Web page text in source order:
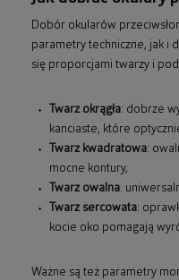
Dobór okularów
parametry techniczne, jak i
się proporcjami twarzy i
Twarz okrągła: dobrze
kanciaste, które
Twarz kwadratowa:
mocne kontury,
Twarz owalna:
Twarz sercowata:
kocie oko pomagają
Ważne są też parametry